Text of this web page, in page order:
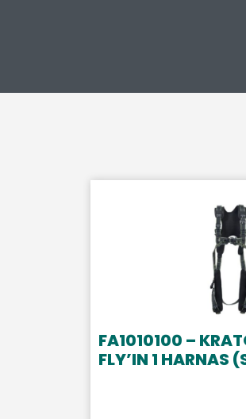
FA1010100 –
FLY’IN 1 HARNAS